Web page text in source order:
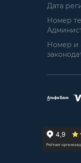
Дата
Номер
Номер и